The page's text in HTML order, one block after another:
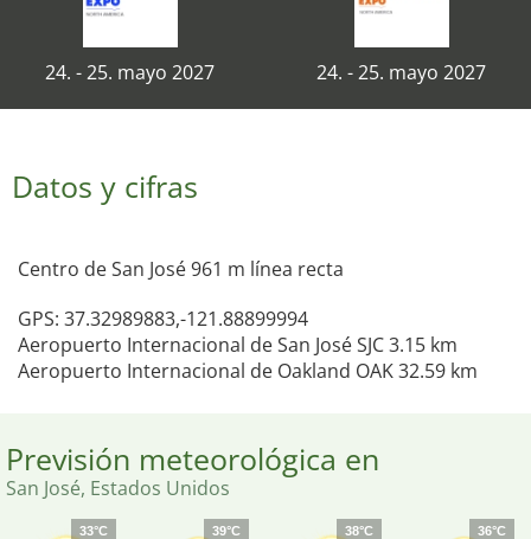
24. - 25. mayo 2027 24. - 25. mayo 2027
Datos y cifras
Centro de San José 961 m línea recta
GPS: 37.32989883,-121.88899994
Aeropuerto Internacional de San José SJC 3.15 km
Aeropuerto Internacional de Oakland OAK 32.59 km
Previsión meteorológica en
San José, Estados Unidos
33°C
39°C
38°C
36°C